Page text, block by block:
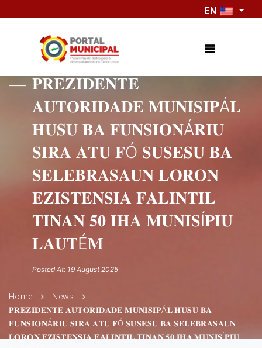
EN
𝐏𝐑𝐄𝐙𝐈𝐃𝐄𝐍𝐓𝐄
𝐀𝐔𝐓𝐎𝐑𝐈𝐃𝐀𝐃𝐄 𝐌𝐔𝐍𝐈𝐒𝐈𝐏Á𝐋
𝐇𝐔𝐒𝐔 𝐁𝐀 𝐅𝐔𝐍𝐒𝐈𝐎𝐍Á𝐑𝐈𝐔
𝐒𝐈𝐑𝐀 𝐀𝐓𝐔 𝐅Ó 𝐒𝐔𝐒𝐄𝐒𝐔 𝐁𝐀
𝐒𝐄𝐋𝐄𝐁𝐑𝐀𝐒𝐀𝐔𝐍 𝐋𝐎𝐑𝐎𝐍
𝐄𝐙𝐈𝐒𝐓𝐄𝐍𝐒𝐈𝐀 𝐅𝐀𝐋𝐈𝐍𝐓𝐈𝐋
𝐓𝐈𝐍𝐀𝐍 𝟓𝟎 𝐈𝐇𝐀 𝐌𝐔𝐍𝐈𝐒Í𝐏𝐈𝐔
𝐋𝐀𝐔𝐓É𝐌
Posted At: 19 August 2025
Home
News
𝐏𝐑𝐄𝐙𝐈𝐃𝐄𝐍𝐓𝐄 𝐀𝐔𝐓𝐎𝐑𝐈𝐃𝐀𝐃𝐄 𝐌𝐔𝐍𝐈𝐒𝐈𝐏Á𝐋 𝐇𝐔𝐒𝐔 𝐁𝐀
𝐅𝐔𝐍𝐒𝐈𝐎𝐍Á𝐑𝐈𝐔 𝐒𝐈𝐑𝐀 𝐀𝐓𝐔 𝐅Ó 𝐒𝐔𝐒𝐄𝐒𝐔 𝐁𝐀 𝐒𝐄𝐋𝐄𝐁𝐑𝐀𝐒𝐀𝐔𝐍
𝐋𝐎𝐑𝐎𝐍 𝐄𝐙𝐈𝐒𝐓𝐄𝐍𝐒𝐈𝐀 𝐅𝐀𝐋𝐈𝐍𝐓𝐈𝐋 𝐓𝐈𝐍𝐀𝐍 𝟓𝟎 𝐈𝐇𝐀 𝐌𝐔𝐍𝐈𝐒Í𝐏𝐈𝐔